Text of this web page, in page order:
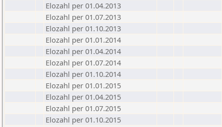
Elozahl per 01.04.2013
Elozahl per 01.07.2013
Elozahl per 01.10.2013
Elozahl per 01.01.2014
Elozahl per 01.04.2014
Elozahl per 01.07.2014
Elozahl per 01.10.2014
Elozahl per 01.01.2015
Elozahl per 01.04.2015
Elozahl per 01.07.2015
Elozahl per 01.10.2015